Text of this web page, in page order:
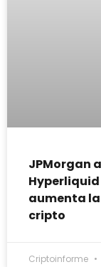
JPMorgan
aumenta
cripto
Criptoinforme